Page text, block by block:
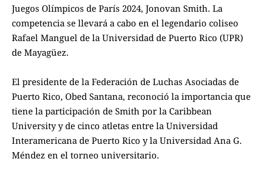
Juegos Olímpicos de París 2024, Jonovan Smith. La
competencia se llevará a cabo en el legendario coliseo
Rafael Manguel de la Universidad de Puerto Rico (UPR)
de Mayagüez.
El presidente de la Federación de Luchas Asociadas de
Puerto Rico, Obed Santana, reconoció la importancia que
tiene la participación de Smith por la Caribbean
University y de cinco atletas entre la Universidad
Interamericana de Puerto Rico y la Universidad Ana G.
Méndez en el torneo universitario.